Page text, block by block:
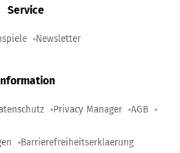
Service
Newsletter
Privacy Manager AGB
Barrierefreiheitserklaerung